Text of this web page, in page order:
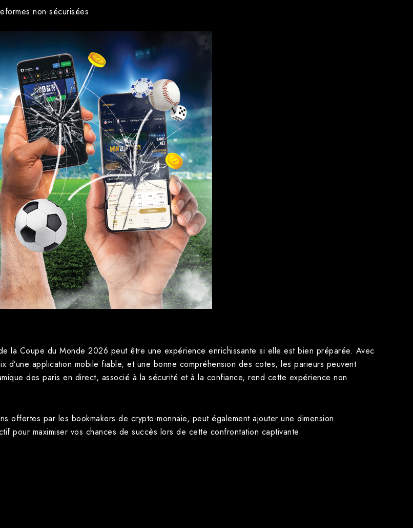
non sécurisées.
la Coupe du Monde 2026 peut être une expérience enrichissante si elle est bien préparée. Avec
application mobile fiable, et une bonne compréhension des cotes, les parieurs peuvent
des paris en direct, associé à la sécurité et à la confiance, rend cette expérience non
offertes par les bookmakers de crypto-monnaie, peut également ajouter une dimension
pour maximiser vos chances de succès lors de cette confrontation captivante.